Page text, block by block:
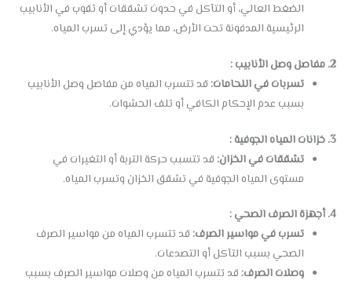
الضغط العالي، أو التآكل في حدوث تشققات أو ثقوب في الأنابيب
الرئيسية المدفونة تحت الأرض، مما يؤدي إلى تسرب المياه.
2. مفاصل وصل الأنابيب :
تسربات في اللحامات:قد تتسرب المياه من مفاصل وصل الأنابيب
بسبب عدم الإحكام الكافي أو تلف الحشوات.
3. خزانات المياه الجوفية :
تشققات في الخزان:قد تتسبب حركة التربة أو التغيرات في
مستوى المياه الجوفية في تشقق الخزان وتسرب المياه.
4. أجهزة الصرف الصحي :
تسرب في مواسير الصرف:قد تتسرب المياه من مواسير الصرف
الصحي بسبب التآكل أو التصدعات.
وصلات الصرف:قد تتسرب المياه من وصلات مواسير الصرف بسبب